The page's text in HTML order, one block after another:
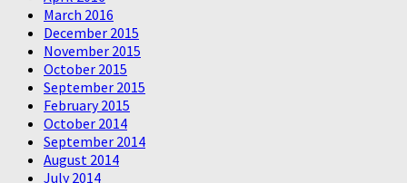
March 2016
December 2015
November 2015
October 2015
September 2015
February 2015
October 2014
September 2014
August 2014
July 2014